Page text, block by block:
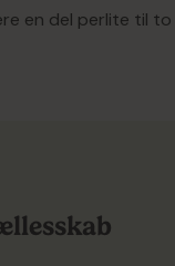
en del perlite til
Det